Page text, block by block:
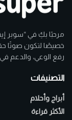
مرحبًا بكِ في “سوبر
خصيصًا لتكون صوتًا
رفع الوعي، والدعم في
التصنيفات
أبراج وأحلام
الأكثر قراءة